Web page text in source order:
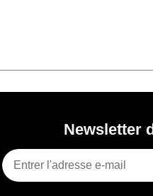
Newsletter